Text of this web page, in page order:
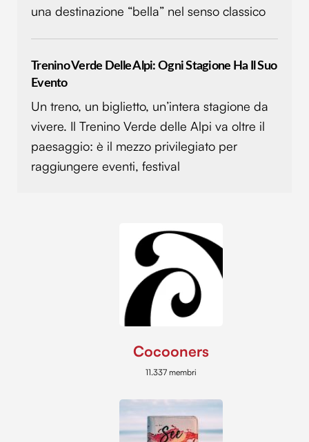
una destinazione “bella” nel senso classico
Trenino Verde Delle Alpi: Ogni Stagione Ha Il Suo
Evento
Un treno, un biglietto, un’intera stagione da
vivere. Il Trenino Verde delle Alpi va oltre il
paesaggio: è il mezzo privilegiato per
raggiungere eventi, festival
Cocooners
11.337 membri